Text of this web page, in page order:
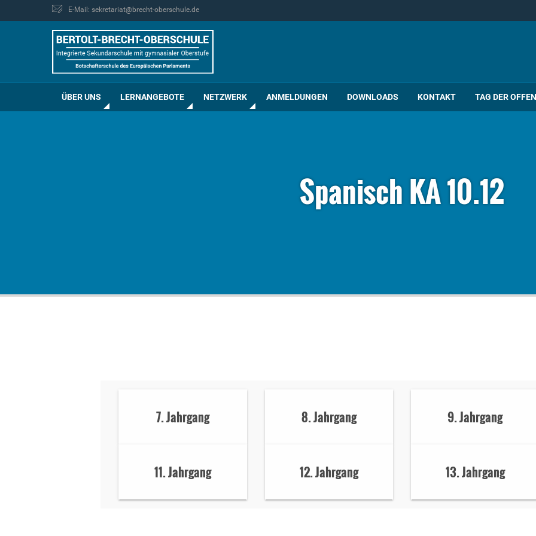
E-Mail: sekretariat@brecht-oberschule.de
ÜBER UNS LERNANGEBOTE NETZWERK ANMELDUNGEN DOWNLOADS KONTAKT TAG DER
Spanisch KA 10.12
7. Jahrgang 8. Jahrgang 9. Jahrgang
11. Jahrgang 12. Jahrgang 13. Jahrgang